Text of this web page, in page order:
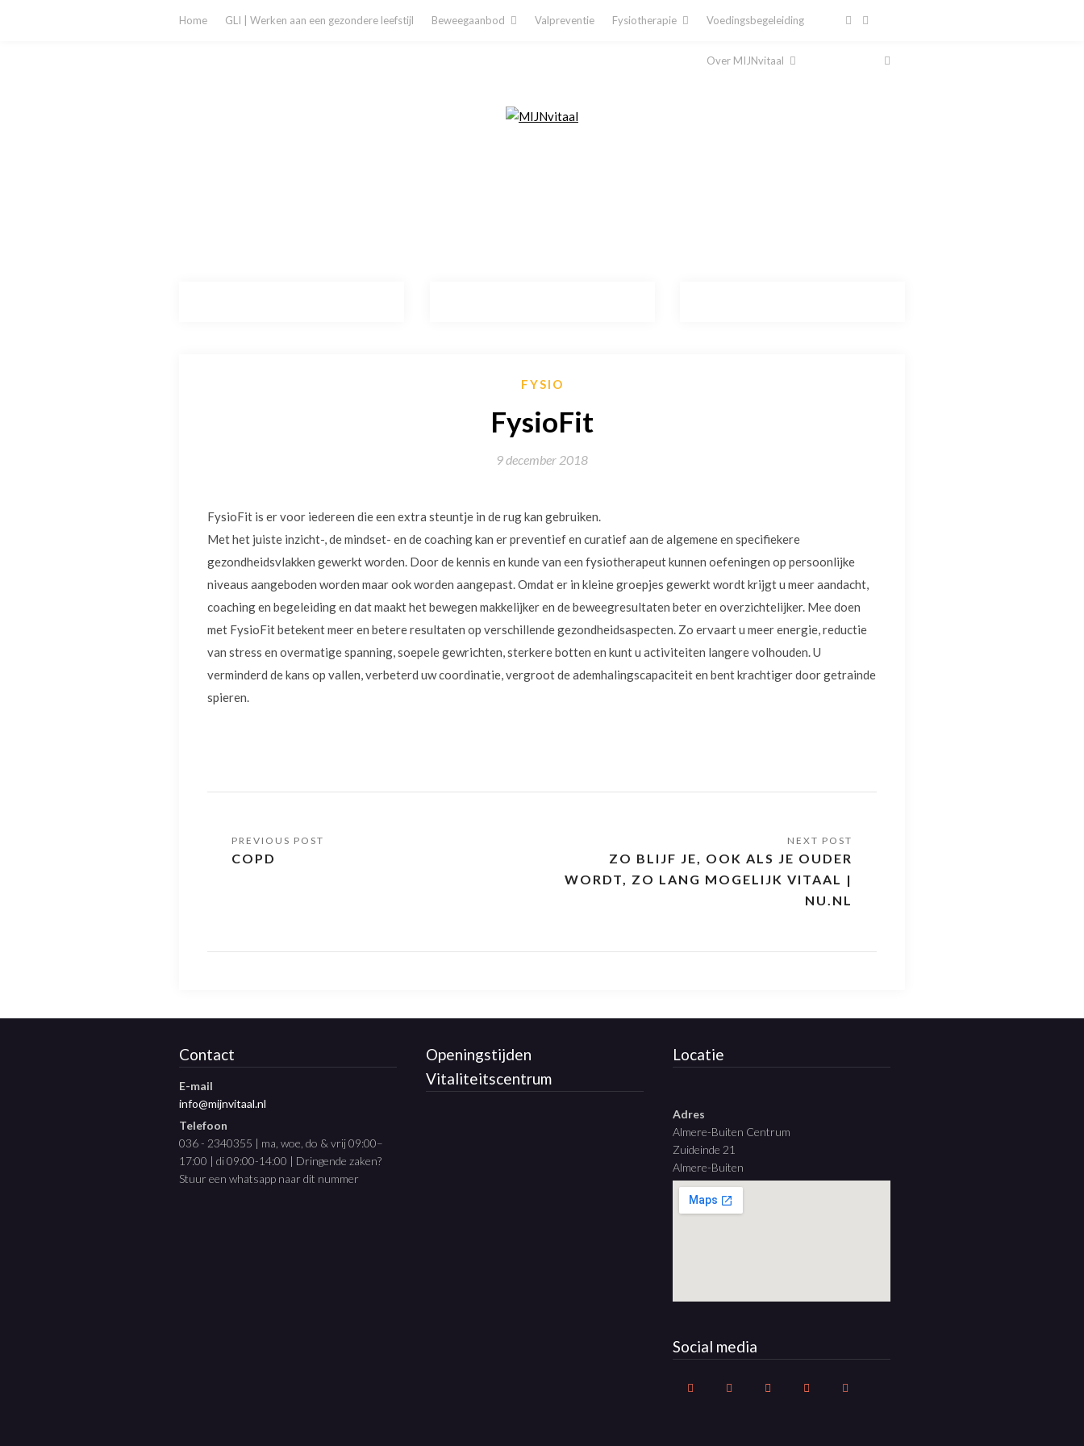
Home GLI | Werken aan een gezondere leefstijl Beweegaanbod Valpreventie Fysiotherapie Voedingsbegeleiding
Over MIJNvitaal
FYSIO
FysioFit
9 december 2018
FysioFit is er voor iedereen die een extra steuntje in de rug kan gebruiken.
Met het juiste inzicht-, de mindset- en de coaching kan er preventief en curatief aan de algemene en specifiekere
gezondheidsvlakken gewerkt worden. Door de kennis en kunde van een fysiotherapeut kunnen oefeningen op persoonlijke
niveaus aangeboden worden maar ook worden aangepast. Omdat er in kleine groepjes gewerkt wordt krijgt u meer aandacht,
coaching en begeleiding en dat maakt het bewegen makkelijker en de beweegresultaten beter en overzichtelijker. Mee doen
met FysioFit betekent meer en betere resultaten op verschillende gezondheidsaspecten. Zo ervaart u meer energie, reductie
van stress en overmatige spanning, soepele gewrichten, sterkere botten en kunt u activiteiten langere volhouden. U
verminderd de kans op vallen, verbeterd uw coordinatie, vergroot de ademhalingscapaciteit en bent krachtiger door getrainde
spieren.
COPD
ZO BLIJF JE, OOK ALS JE OUDER
WORDT, ZO LANG MOGELIJK VITAAL |
NU.NL
Contact
E-mail
info@mijnvitaal.nl
Telefoon
036 - 2340355 | ma, woe, do & vrij 09:00–
17:00 | di 09:00-14:00 | Dringende zaken?
Stuur een whatsapp naar dit nummer
Openingstijden
Vitaliteitscentrum
Locatie
Adres
Almere-Buiten Centrum
Zuideinde 21
Almere-Buiten
Social media